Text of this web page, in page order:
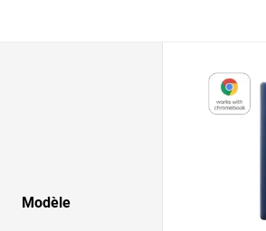
Modèle